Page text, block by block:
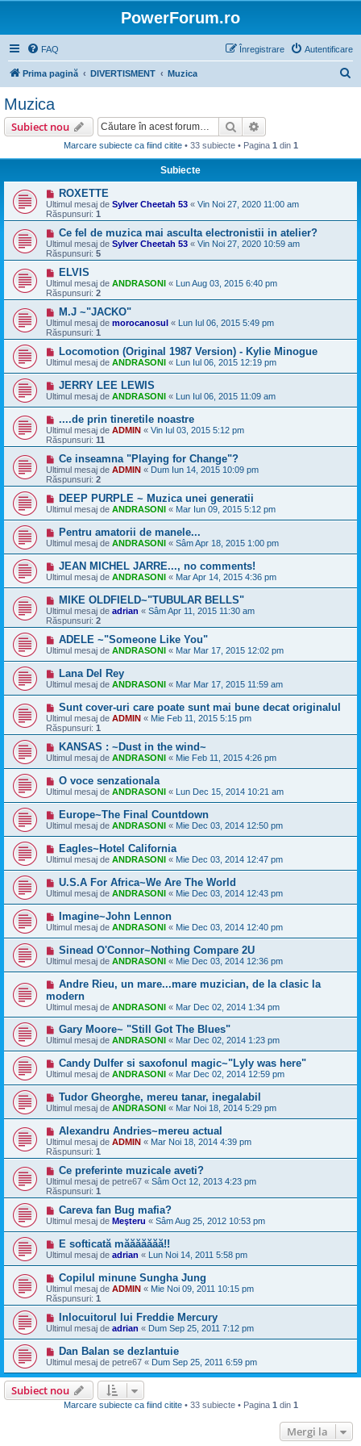
PowerForum.ro
FAQ Autentificare
Înregistrare
Prima pagină DIVERTISMENT Muzica
Muzica
Subiect nou Căutare
Marcare subiecte ca fiind citite• 33 subiecte • Pagina 1 din 1
Subiecte
ROXETTE
Ultimul mesaj de Sylver Cheetah 53 « Vin Noi 27, 2020 11:00 am
Răspunsuri: 1
Ce fel de muzica mai asculta electronistii in atelier?
Ultimul mesaj de Sylver Cheetah 53 « Vin Noi 27, 2020 10:59 am
Răspunsuri: 5
ELVIS
Ultimul mesaj de ANDRASONI « Lun Aug 03, 2015 6:40 pm
Răspunsuri: 2
M.J ~"JACKO"
Ultimul mesaj de morocanosul « Lun Iul 06, 2015 5:49 pm
Răspunsuri: 1
Locomotion (Original 1987 Version) - Kylie Minogue
Ultimul mesaj de ANDRASONI « Lun Iul 06, 2015 12:19 pm
JERRY LEE LEWIS
Ultimul mesaj de ANDRASONI « Lun Iul 06, 2015 11:09 am
....de prin tineretile noastre
Ultimul mesaj de ADMIN « Vin Iul 03, 2015 5:12 pm
Răspunsuri: 11
Ce inseamna "Playing for Change"?
Ultimul mesaj de ADMIN « Dum Iun 14, 2015 10:09 pm
Răspunsuri: 2
DEEP PURPLE ~ Muzica unei generatii
Ultimul mesaj de ANDRASONI « Mar Iun 09, 2015 5:12 pm
Pentru amatorii de manele...
Ultimul mesaj de ANDRASONI « Sâm Apr 18, 2015 1:00 pm
JEAN MICHEL JARRE..., no comments!
Ultimul mesaj de ANDRASONI « Mar Apr 14, 2015 4:36 pm
MIKE OLDFIELD~"TUBULAR BELLS"
Ultimul mesaj de adrian « Sâm Apr 11, 2015 11:30 am
Răspunsuri: 2
ADELE ~"Someone Like You"
Ultimul mesaj de ANDRASONI « Mar Mar 17, 2015 12:02 pm
Lana Del Rey
Ultimul mesaj de ANDRASONI « Mar Mar 17, 2015 11:59 am
Sunt cover-uri care poate sunt mai bune decat originalul
Ultimul mesaj de ADMIN « Mie Feb 11, 2015 5:15 pm
Răspunsuri: 1
KANSAS : ~Dust in the wind~
Ultimul mesaj de ANDRASONI « Mie Feb 11, 2015 4:26 pm
O voce senzationala
Ultimul mesaj de ANDRASONI « Lun Dec 15, 2014 10:21 am
Europe~The Final Countdown
Ultimul mesaj de ANDRASONI « Mie Dec 03, 2014 12:50 pm
Eagles~Hotel California
Ultimul mesaj de ANDRASONI « Mie Dec 03, 2014 12:47 pm
U.S.A For Africa~We Are The World
Ultimul mesaj de ANDRASONI « Mie Dec 03, 2014 12:43 pm
Imagine~John Lennon
Ultimul mesaj de ANDRASONI « Mie Dec 03, 2014 12:40 pm
Sinead O'Connor~Nothing Compare 2U
Ultimul mesaj de ANDRASONI « Mie Dec 03, 2014 12:36 pm
Andre Rieu, un mare...mare muzician, de la clasic la
modern
Ultimul mesaj de ANDRASONI « Mar Dec 02, 2014 1:34 pm
Gary Moore~ "Still Got The Blues"
Ultimul mesaj de ANDRASONI « Mar Dec 02, 2014 1:23 pm
Candy Dulfer si saxofonul magic~"Lyly was here"
Ultimul mesaj de ANDRASONI « Mar Dec 02, 2014 12:59 pm
Tudor Gheorghe, mereu tanar, inegalabil
Ultimul mesaj de ANDRASONI « Mar Noi 18, 2014 5:29 pm
Alexandru Andries~mereu actual
Ultimul mesaj de ADMIN « Mar Noi 18, 2014 4:39 pm
Răspunsuri: 1
Ce preferinte muzicale aveti?
Ultimul mesaj de petre67 « Sâm Oct 12, 2013 4:23 pm
Răspunsuri: 1
Careva fan Bug mafia?
Ultimul mesaj de Meşteru « Sâm Aug 25, 2012 10:53 pm
E softicată măăăăăăă!!
Ultimul mesaj de adrian « Lun Noi 14, 2011 5:58 pm
Copilul minune Sungha Jung
Ultimul mesaj de ADMIN « Mie Noi 09, 2011 10:15 pm
Răspunsuri: 1
Inlocuitorul lui Freddie Mercury
Ultimul mesaj de adrian « Dum Sep 25, 2011 7:12 pm
Dan Balan se dezlantuie
Ultimul mesaj de petre67 « Dum Sep 25, 2011 6:59 pm
Subiect nou
Marcare subiecte ca fiind citite• 33 subiecte • Pagina 1 din 1
Mergi la